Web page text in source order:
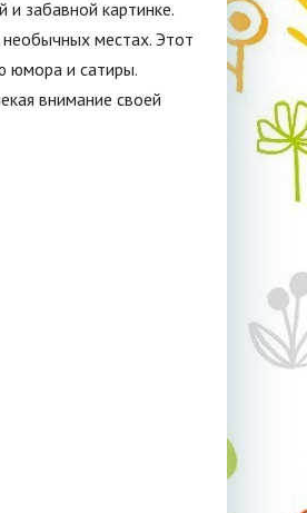
забавной картинке.
местах. Этот
юмора и сатиры.
внимание своей